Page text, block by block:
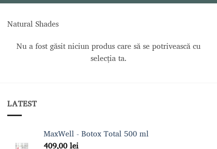
Natural Shades
Nu a fost găsit niciun produs care să se potrivească cu
selecția ta.
LATEST
MaxWell - Botox Total 500 ml
409,00lei